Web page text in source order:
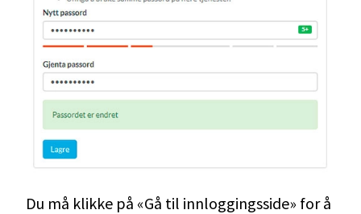
Du må klikke på «Gå til innloggingsside» for å